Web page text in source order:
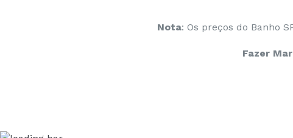
Nota: Os preços do Banho
Fazer